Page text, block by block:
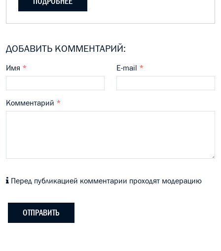
ДОБАВИТЬ КОММЕНТАРИЙ:
Имя * E-mail *
Комментарий *
Перед публикацией комментарии проходят модерацию
ОТПРАВИТЬ